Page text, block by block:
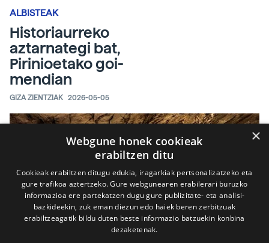
ALBISTEAK
Historiaurreko
aztarnategi bat,
Pirinioetako goi-
mendian
GIZA ZIENTZIAK 2026-05-05
×
Webgune honek cookieak
erabiltzen ditu
Cookieak erabiltzen ditugu edukia, iragarkiak pertsonalizatzeko eta
gure trafikoa aztertzeko. Gure webgunearen erabilerari buruzko
informazioa ere partekatzen dugu gure publizitate- eta analisi-
bazkideekin, zuk eman diezun edo haiek beren zerbitzuak
erabiltzeagatik bildu duten beste informazio batzuekin konbina
dezaketenak.